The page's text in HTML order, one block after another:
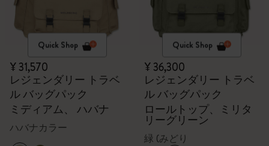
Quick Shop
¥ 31,570
レジェンダリー トラベ
ル バッグパック
ミディアム、 ハバナ
ハバナカラー
Quick Shop
¥ 36,300
レジェンダリー トラベ
ル バッグパック
ロールトップ、ミリタ
リーグリーン
緑 (みどり